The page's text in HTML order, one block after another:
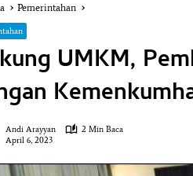
Pemerintahan
UMKM,
Andi Arayyan
2 Min Baca
April 6, 2023